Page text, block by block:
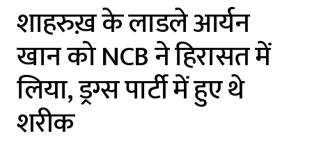
शाहरुख़ के लाडले आर्यन
खान को NCB ने हिरासत में
लिया, ड्रग्स पार्टी में हुए थे
शरीक